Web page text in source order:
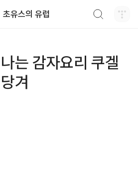
초유스의 유럽
는 감자요리 쿠겔
겨